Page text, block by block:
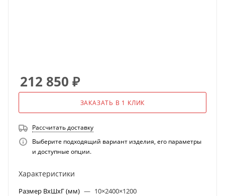
212 850 ₽
ЗАКАЗАТЬ В 1 КЛИК
Рассчитать доставку
Выберите подходящий вариант изделия, его параметры
и доступные опции.
Характеристики
Размер ВхШхГ (мм) — 10×2400×1200